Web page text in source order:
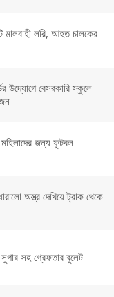
মালবাহী লরি, আহত চালকের
উদ্যোগে বেসরকারি স্কুলে
জন্য ফুটবল
অস্ত্র দেখিয়ে ট্রাক থেকে
সহ গ্রেফতার বুলেট